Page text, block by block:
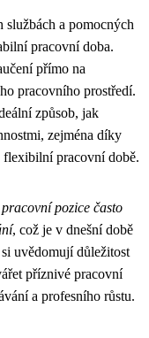
a pomocných
pracovní doba.
přímo na
pracovního prostředí.
způsob, jak
zejména díky
flexibilní pracovní době.
pozice často
, což je v dnešní době
uvědomují důležitost
příznivé pracovní
a profesního růstu.